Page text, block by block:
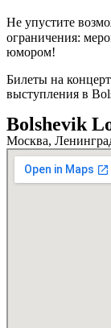
Не упустите
ограничения:
юмором!
Билеты на
выступления в
Bolshevik
Москва,